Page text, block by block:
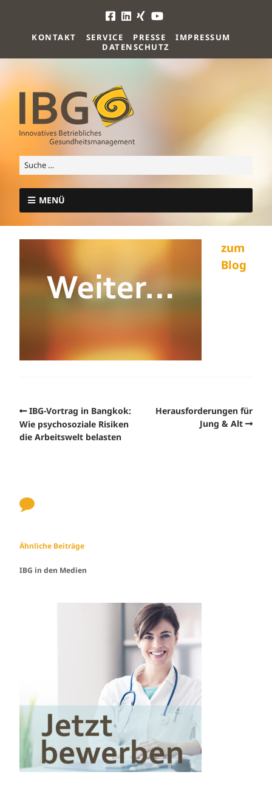
KONTAKT SERVICE PRESSE
IMPRESSUM
DATENSCHUTZ
MENÜ
zum
Blog
IBG-Vortrag in Bangkok:
Wie psychosoziale Risiken
die Arbeitswelt belasten
Herausforderungen für
Jung & Alt
Ähnliche Beiträge
IBG in den Medien